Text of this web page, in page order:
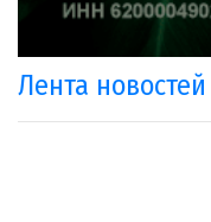
Лента новостей